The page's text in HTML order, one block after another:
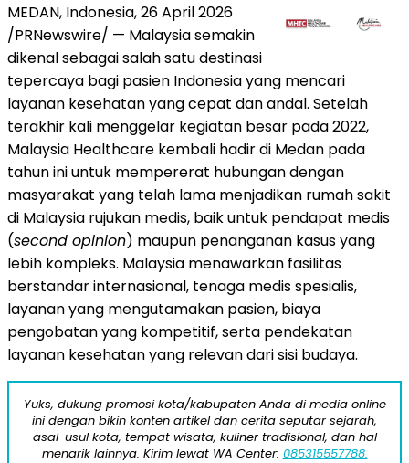
MEDAN, Indonesia, 26 April 2026
/PRNewswire/ — Malaysia semakin
dikenal sebagai salah satu destinasi
tepercaya bagi pasien Indonesia yang mencari
layanan kesehatan yang cepat dan andal. Setelah
terakhir kali menggelar kegiatan besar pada 2022,
Malaysia Healthcare kembali hadir di Medan pada
tahun ini untuk mempererat hubungan dengan
masyarakat yang telah lama menjadikan rumah sakit
di Malaysia rujukan medis, baik untuk pendapat medis
(second opinion) maupun penanganan kasus yang
lebih kompleks. Malaysia menawarkan fasilitas
berstandar internasional, tenaga medis spesialis,
layanan yang mengutamakan pasien, biaya
pengobatan yang kompetitif, serta pendekatan
layanan kesehatan yang relevan dari sisi budaya.
Yuks, dukung promosi kota/kabupaten Anda di media online
ini dengan bikin konten artikel dan cerita seputar sejarah,
asal-usul kota, tempat wisata, kuliner tradisional, dan hal
menarik lainnya. Kirim lewat WA Center: 085315557788.